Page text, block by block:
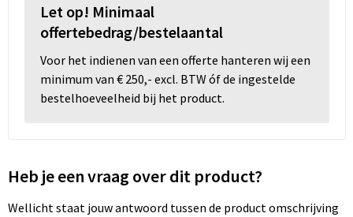
Let op! Minimaal
offertebedrag/bestelaantal
Voor het indienen van een offerte hanteren wij een
minimum van € 250,- excl. BTW óf de ingestelde
bestelhoeveelheid bij het product.
Heb je een vraag over dit product?
Wellicht staat jouw antwoord tussen de product omschrijving